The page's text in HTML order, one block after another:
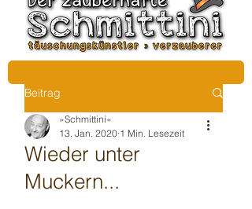
Beitrag
Wieder unter
Muckern...
»Schmittini«
13. Jan. 2020 1 Min. Lesezeit